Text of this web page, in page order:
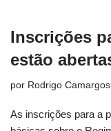
Inscrições
estão
por Rodrigo
As inscrições para a